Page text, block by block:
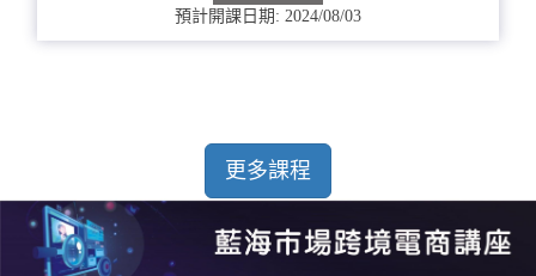
預計開課日期: 2024/08/03
更多課程